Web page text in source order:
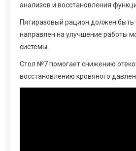
анализов и восстановления
Пятиразовый рацион должен быть
направлен на улучшение работы
системы.
Стол №7 помогает снижению
восстановлению кровяного